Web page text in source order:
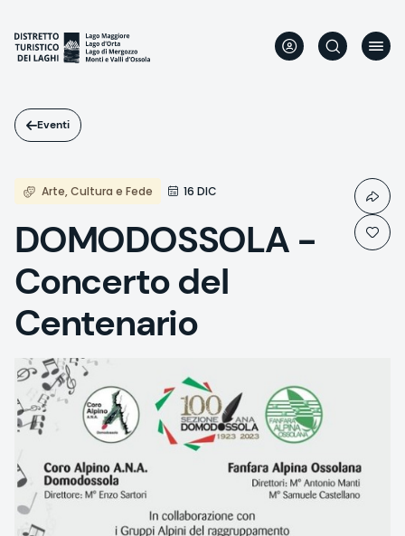
contenuto
principale
Eventi
Arte, Cultura e Fede 16 DIC
DOMODOSSOLA -
Concerto del
Centenario